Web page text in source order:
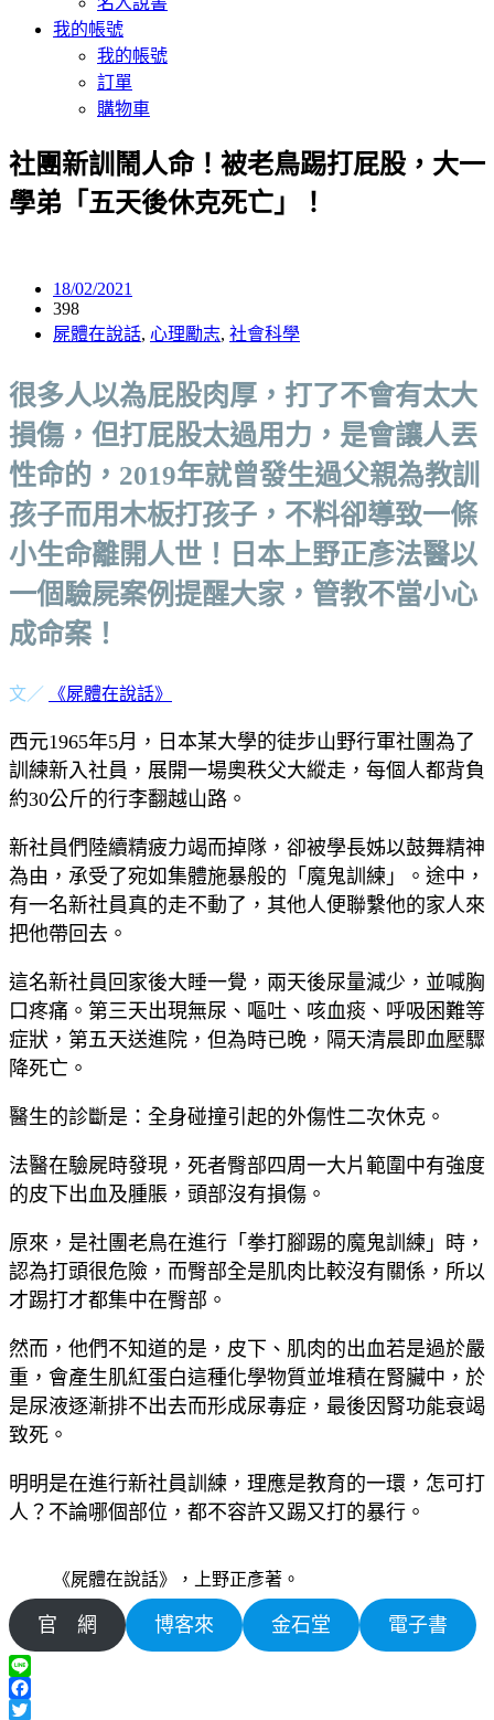
我的帳號
我的帳號
訂單
購物車
社團新訓鬧人命！被老鳥踢打屁股，大一
學弟「五天後休克死亡」！
18/02/2021
398
屍體在說話, 心理勵志, 社會科學
很多人以為屁股肉厚，打了不會有太大
損傷，但打屁股太過用力，是會讓人丟
性命的，2019年就曾發生過父親為教訓
孩子而用木板打孩子，不料卻導致一條
小生命離開人世！日本上野正彥法醫以
一個驗屍案例提醒大家，管教不當小心
成命案！
文／ 《屍體在說話》
西元1965年5月，日本某大學的徒步山野行軍社團為了
訓練新入社員，展開一場奧秩父大縱走，每個人都背負
約30公斤的行李翻越山路。
新社員們陸續精疲力竭而掉隊，卻被學長姊以鼓舞精神
為由，承受了宛如集體施暴般的「魔鬼訓練」。途中，
有一名新社員真的走不動了，其他人便聯繫他的家人來
把他帶回去。
這名新社員回家後大睡一覺，兩天後尿量減少，並喊胸
口疼痛。第三天出現無尿、嘔吐、咳血痰、呼吸困難等
症狀，第五天送進院，但為時已晚，隔天清晨即血壓驟
降死亡。
醫生的診斷是：全身碰撞引起的外傷性二次休克。
法醫在驗屍時發現，死者臀部四周一大片範圍中有強度
的皮下出血及腫脹，頭部沒有損傷。
原來，是社團老鳥在進行「拳打腳踢的魔鬼訓練」時，
認為打頭很危險，而臀部全是肌肉比較沒有關係，所以
才踢打才都集中在臀部。
然而，他們不知道的是，皮下、肌肉的出血若是過於嚴
重，會產生肌紅蛋白這種化學物質並堆積在腎臟中，於
是尿液逐漸排不出去而形成尿毒症，最後因腎功能衰竭
致死。
明明是在進行新社員訓練，理應是教育的一環，怎可打
人？不論哪個部位，都不容許又踢又打的暴行。
《屍體在說話》，上野正彥著。
官 網 博客來 金石堂 電子書
Line
Facebook